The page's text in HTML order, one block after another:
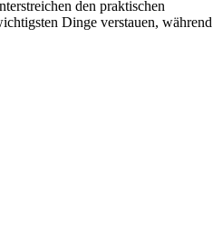
den praktischen
Dinge verstauen, während